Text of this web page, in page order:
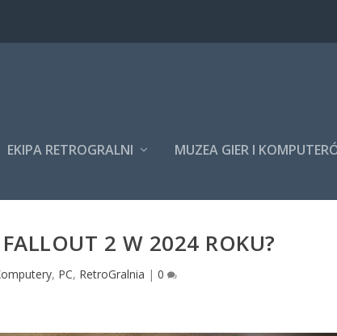
EKIPA RETROGRALNI MUZEA GIER I
2 W 2024 ROKU?
, PC, RetroGralnia | 0